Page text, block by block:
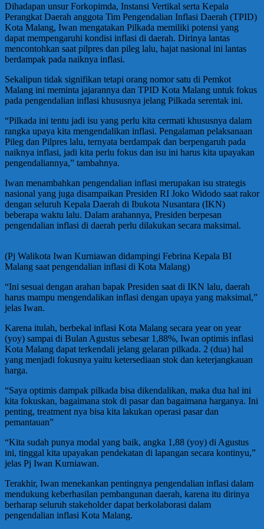
Dihadapan unsur Forkopimda, Instansi Vertikal serta Kepala
Perangkat Daerah anggota Tim Pengendalian Inflasi Daerah (TPID)
Kota Malang, Iwan mengatakan Pilkada memiliki potensi yang
dapat mempengaruhi kondisi inflasi di daerah. Dirinya lantas
mencontohkan saat pilpres dan pileg lalu, hajat nasional ini lantas
berdampak pada naiknya inflasi.
Sekalipun tidak signifikan tetapi orang nomor satu di Pemkot
Malang ini meminta jajarannya dan TPID Kota Malang untuk fokus
pada pengendalian inflasi khususnya jelang Pilkada serentak ini.
“Pilkada ini tentu jadi isu yang perlu kita cermati khususnya dalam
rangka upaya kita mengendalikan inflasi. Pengalaman pelaksanaan
Pileg dan Pilpres lalu, ternyata berdampak dan berpengaruh pada
naiknya inflasi, jadi kita perlu fokus dan isu ini harus kita upayakan
pengendaliannya,” tambahnya.
Iwan menambahkan pengendalian inflasi merupakan isu strategis
nasional yang juga disampaikan Presiden RI Joko Widodo saat rakor
dengan seluruh Kepala Daerah di Ibukota Nusantara (IKN)
beberapa waktu lalu. Dalam arahannya, Presiden berpesan
pengendalian inflasi di daerah perlu dilakukan secara maksimal.
(Pj Walikota Iwan Kurniawan didampingi Febrina Kepala BI
Malang saat pengendalian inflasi di Kota Malang)
“Ini sesuai dengan arahan bapak Presiden saat di IKN lalu, daerah
harus mampu mengendalikan inflasi dengan upaya yang maksimal,”
jelas Iwan.
Karena itulah, berbekal inflasi Kota Malang secara year on year
(yoy) sampai di Bulan Agustus sebesar 1,88%, Iwan optimis inflasi
Kota Malang dapat terkendali jelang gelaran pilkada. 2 (dua) hal
yang menjadi fokusnya yaitu ketersediaan stok dan keterjangkauan
harga.
“Saya optimis dampak pilkada bisa dikendalikan, maka dua hal ini
kita fokuskan, bagaimana stok di pasar dan bagaimana harganya. Ini
penting, treatment nya bisa kita lakukan operasi pasar dan
pemantauan”
“Kita sudah punya modal yang baik, angka 1,88 (yoy) di Agustus
ini, tinggal kita upayakan pendekatan di lapangan secara kontinyu,”
jelas Pj Iwan Kurniawan.
Terakhir, Iwan menekankan pentingnya pengendalian inflasi dalam
mendukung keberhasilan pembangunan daerah, karena itu dirinya
berharap seluruh stakeholder dapat berkolaborasi dalam
pengendalian inflasi Kota Malang.